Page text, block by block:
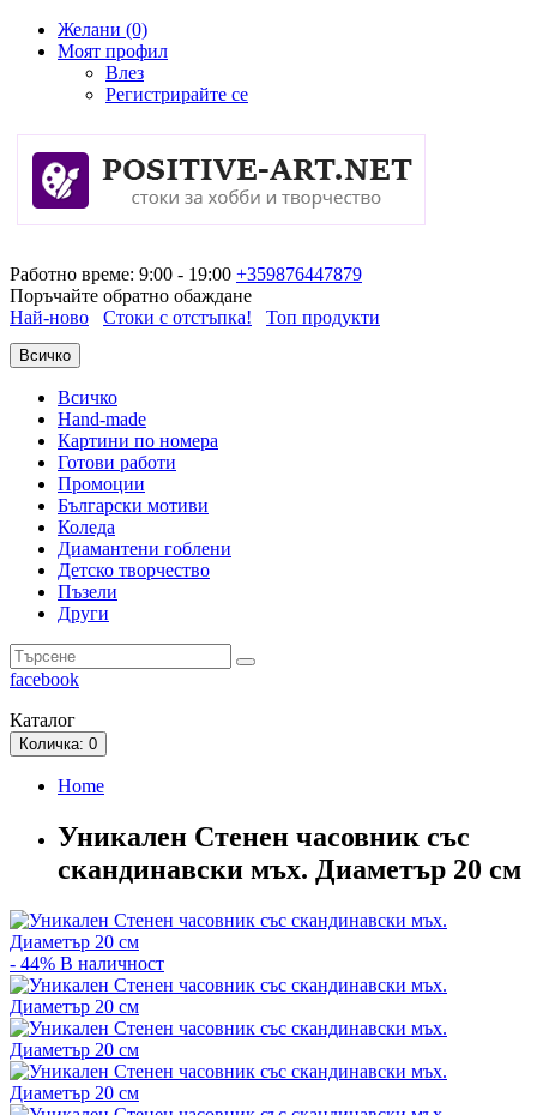
Желани (0)
Моят профил
Влез
Регистрирайте се
Работно време: 9:00 - 19:00 +359876447879
Поръчайте обратно обаждане
Най-ново
Стоки с отстъпка! Топ продукти
Всичко
Всичко
Hand-made
Картини по номера
Готови работи
Промоции
Български мотиви
Коледа
Диамантени гоблени
Детско творчество
Пъзели
Други
facebook
Каталог
Количка: 0
Home
Уникален Стенен часовник със
скандинавски мъх. Диаметър 20 см
- 44% В наличност